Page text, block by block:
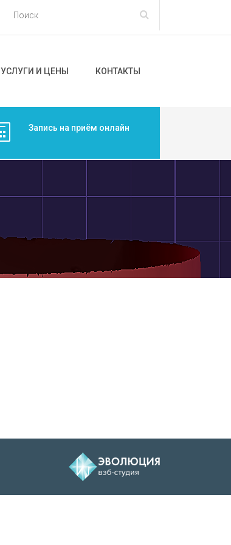
УСЛУГИ И ЦЕНЫ КОНТАКТЫ
Запись на приём онлайн